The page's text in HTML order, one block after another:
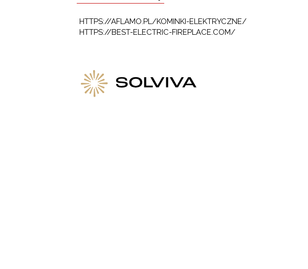
HTTPS://AFLAMO.PL/KOMINKI-ELEKTRYCZNE/
HTTPS://BEST-ELECTRIC-FIREPLACE.COM/